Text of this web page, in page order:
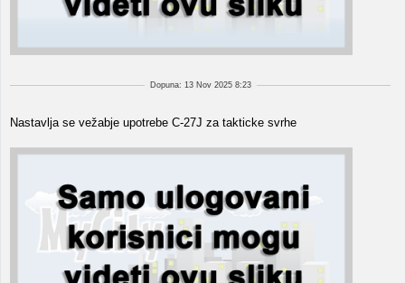
Dopuna: 13 Nov 2025 8:23
Nastavlja se vežabje upotrebe C-27J za takticke svrhe